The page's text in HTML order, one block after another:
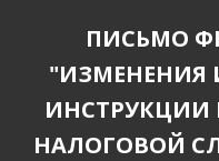
ПИСЬМО
"ИЗМЕНЕНИЯ
ИНСТРУКЦИИ
НАЛОГОВОЙ